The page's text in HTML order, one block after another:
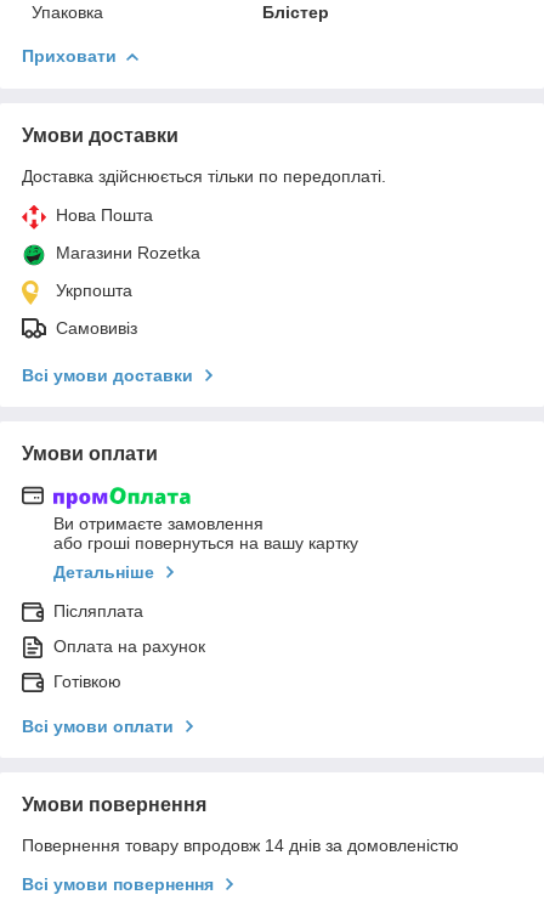
Упаковка
Блістер
Приховати
Умови доставки
Доставка здійснюється тільки по передоплаті.
Нова Пошта
Магазини Rozetka
Укрпошта
Самовивіз
Всі умови доставки
Умови оплати
Ви отримаєте замовлення
або гроші повернуться на вашу картку
Детальніше
Післяплата
Оплата на рахунок
Готівкою
Всі умови оплати
Умови повернення
Повернення товару впродовж 14 днів за домовленістю
Всі умови повернення